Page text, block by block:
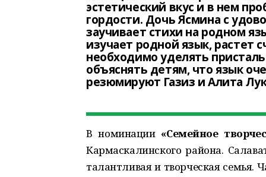
эстетический вкус и в нем
гордости. Дочь Ясмина с
заучивает стихи на родном
изучает родной язык, растет
необходимо уделять
объяснять детям, что язык
резюмируют Газиз и Алита
В номинации «Семейное
Кармаскалинского района.
талантливая и творческая семья.